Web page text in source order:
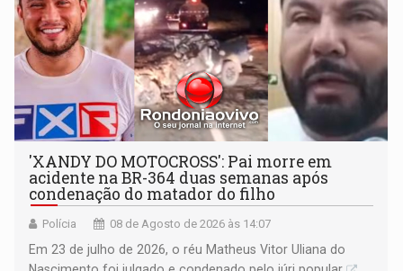
'XANDY DO MOTOCROSS': Pai morre em
acidente na BR-364 duas semanas após
condenação do matador do filho
Polícia 08 de Agosto de 2026 às 14:07
Em 23 de julho de 2026, o réu Matheus Vitor Uliana do